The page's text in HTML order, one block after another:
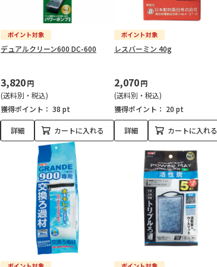
デュアルクリーン600 DC-600
3,820円
(送料別・税込)
獲得ポイント： 38 pt
詳細 カートに入れる
レスバーミン 40g
2,070円
(送料別・税込)
獲得ポイント： 20 pt
詳細 カートに入れる